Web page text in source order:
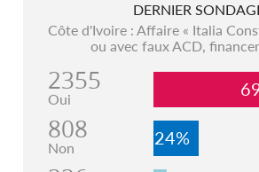
DERNIER
Côte d'Ivoire : Affaire « Italia
ou avec faux ACD,
2355
Oui
808
Non 24%